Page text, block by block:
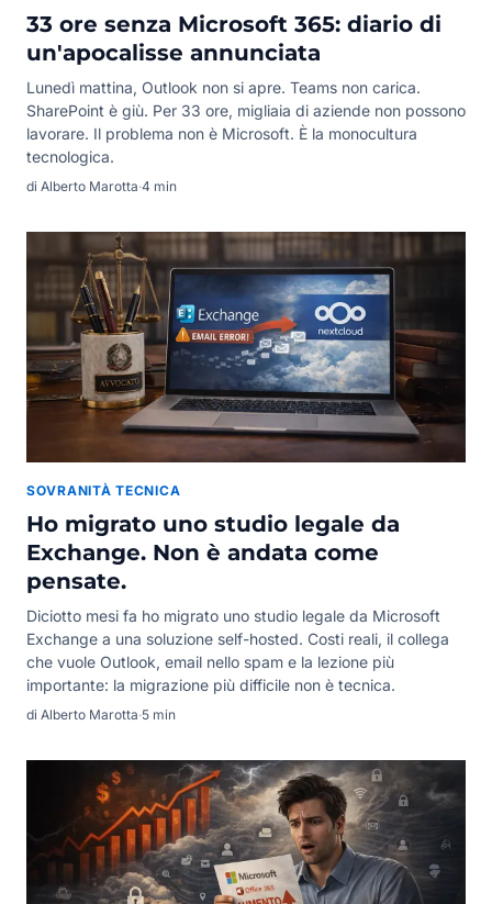
33 ore senza Microsoft 365: diario di
un'apocalisse annunciata
Lunedì mattina, Outlook non si apre. Teams non carica.
SharePoint è giù. Per 33 ore, migliaia di aziende non possono
lavorare. Il problema non è Microsoft. È la monocultura
tecnologica.
di Alberto Marotta·4 min
SOVRANITÀ TECNICA
Ho migrato uno studio legale da
Exchange. Non è andata come
pensate.
Diciotto mesi fa ho migrato uno studio legale da Microsoft
Exchange a una soluzione self-hosted. Costi reali, il collega
che vuole Outlook, email nello spam e la lezione più
importante: la migrazione più difficile non è tecnica.
di Alberto Marotta·5 min